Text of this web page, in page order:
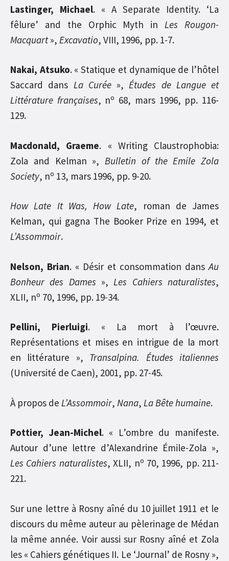
Lastinger, Michael. « A Separate Identity. ‘La
fêlure’ and the Orphic Myth in Les Rougon-
Macquart», Excavatio, VIII, 1996, pp. 1-7.
Nakai, Atsuko. « Statique et dynamique de l’hôtel
Saccard dans La Curée»,Études de Langue et
Littérature françaises, no 68, mars 1996, pp. 116-
129.
Macdonald, Graeme. « Writing Claustrophobia:
Zola and Kelman », Bulletin of the Emile Zola
Society, no 13, mars 1996, pp. 9-20.
How Late It Was, How Late, roman de James
Kelman, qui gagna The Booker Prize en 1994, et
L’Assommoir.
Nelson, Brian. « Désir et consommation dansAu
Bonheur des Dames », Les Cahiers naturalistes,
XLII, no 70, 1996, pp. 19-34.
Pellini, Pierluigi. « La mort à l’œuvre.
Représentations et mises en intrigue de la mort
en littérature », Transalpina. Études italiennes
(Université de Caen), 2001, pp. 27-45.
À propos de L’Assommoir, Nana, La Bête humaine.
Pottier, Jean-Michel. « L’ombre du manifeste.
Autour d’une lettre d’Alexandrine Émile-Zola »,
Les Cahiers naturalistes, XLII, no 70, 1996, pp. 211-
221.
Sur une lettre à Rosny aîné du 10 juillet 1911 et le
discours du même auteur au pèlerinage de Médan
la même année. Voir aussi sur Rosny aîné et Zola
les « Cahiers génétiques II. Le ‘Journal’ de Rosny »,